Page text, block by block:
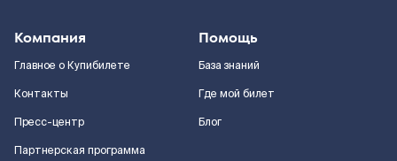
Компания
Главное о Купибилете
Контакты
Пресс-центр
Партнерская программа
Помощь
База знаний
Где мой билет
Блог